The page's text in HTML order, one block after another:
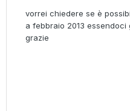
vorrei chiedere se è
a febbraio 2013
grazie